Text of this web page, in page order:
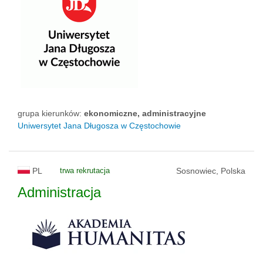
grupa kierunków: ekonomiczne, administracyjne
Uniwersytet Jana Długosza w Częstochowie
PL trwa rekrutacja Sosnowiec, Polska
Administracja